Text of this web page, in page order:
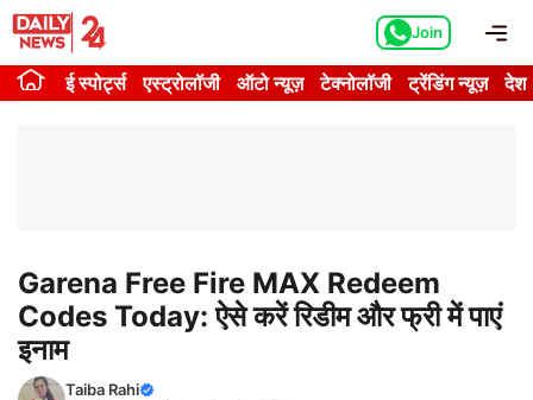
Skip
content
Join
ई स्पोर्ट्स एस्ट्रोलॉजी ऑटो न्यूज़ टेक्नोलॉजी ट्रेंडिंग न्यूज़ देश
Garena Free Fire MAX Redeem
Codes Today: ऐसे करें रिडीम और फ्री में पाएं
इनाम
Taiba Rahi